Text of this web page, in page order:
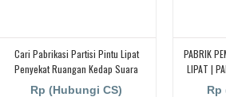
Cari Pabrikasi Partisi Pintu Lipat
Penyekat Ruangan Kedap Suara
Daearah Jayapura
Rp (Hubungi CS)
PABRIK
LIPAT |
Rp